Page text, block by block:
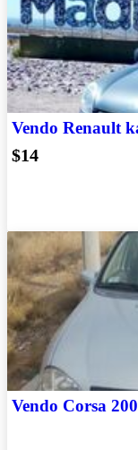
Vendo Renault
$14
Vendo Corsa